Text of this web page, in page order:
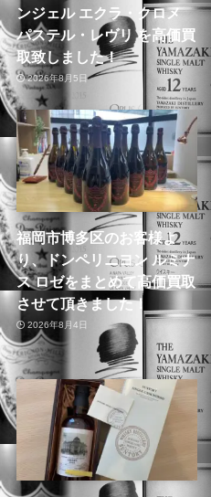
ンジェル エクラ・クロメ
パステル・レヴリ を高価買
取致しました！
2026年8月5日
福岡市博多区のお客様よ
り、ドンペリニヨン ルミナ
ス ロゼをまとめて高価買取
させて頂きました！
2026年8月4日